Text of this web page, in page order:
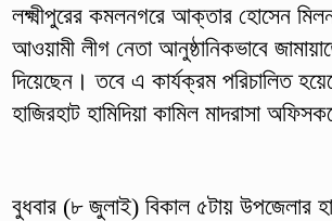
লক্ষ্মীপুরের কমলনগরে আক্তার হোসেন
আওয়ামী লীগ নেতা আনুষ্ঠানিকভাবে
দিয়েছেন। তবে এ কার্যক্রম পরিচালিত
হাজিরহাট হামিদিয়া কামিল মাদরাসা
বুধবার (৮ জুলাই) বিকাল ৫টায় উপজেলার